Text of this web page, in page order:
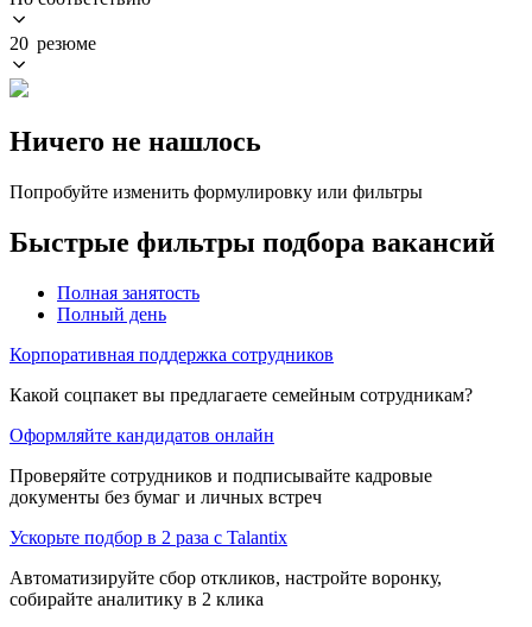
20 резюме
Ничего не нашлось
Попробуйте изменить формулировку или фильтры
Быстрые фильтры подбора вакансий
Полная занятость
Полный день
Корпоративная поддержка сотрудников
Какой соцпакет вы предлагаете семейным сотрудникам?
Оформляйте кандидатов онлайн
Проверяйте сотрудников и подписывайте кадровые
документы без бумаг и личных встреч
Ускорьте подбор в 2 раза с Talantix
Автоматизируйте сбор откликов, настройте воронку,
собирайте аналитику в 2 клика